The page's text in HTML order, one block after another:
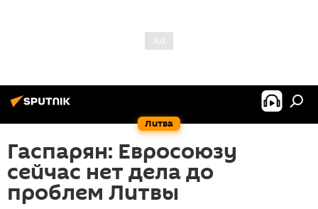
Литва
Гаспарян: Евросоюзу
сейчас нет дела до
проблем Литвы